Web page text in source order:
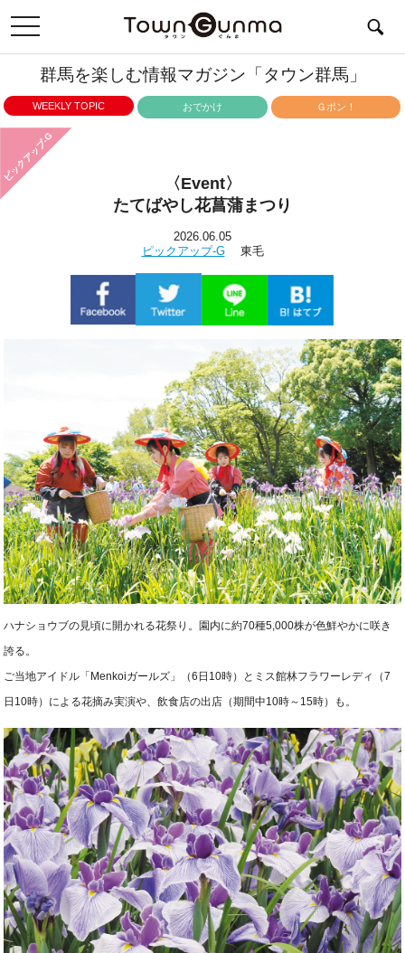
toggle
navigation
群馬を楽しむ情報マガジン「タウン群馬」
WEEKLY TOPIC おでかけ Ｇポン！
ピックアップ-G
〈Event〉
たてばやし花菖蒲まつり
2026.06.05
ピックアップ-G東毛
ハナショウブの見頃に開かれる花祭り。園内に約70種5,000株が色鮮やかに咲き
誇る。
ご当地アイドル「Menkoiガールズ」（6日10時）とミス館林フラワーレディ（7
日10時）による花摘み実演や、飲食店の出店（期間中10時～15時）も。